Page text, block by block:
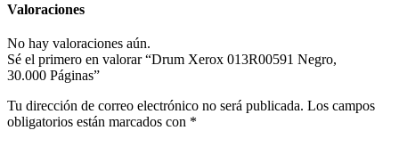
Valoraciones
No hay valoraciones aún.
Sé el primero en valorar “Drum Xerox 013R00591 Negro,
30.000 Páginas”
Tu dirección de correo electrónico no será publicada. Los campos
obligatorios están marcados con *